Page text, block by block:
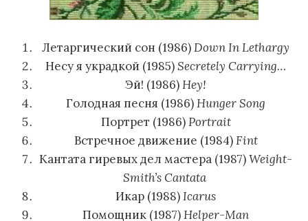
Летаргический сон (1986)Down In Lethargy
Несу я украдкой (1985)Secretely Carrying…
Эй! (1986)Hey!
Голодная песня (1986)Hunger Song
Портрет (1986)Portrait
Встречное движение (1984)Fint
Кантата гиревых дел мастера (1987)Weight-
Smith’s Cantata
Икар (1988)Icarus
Помощник (1987)Helper-Man